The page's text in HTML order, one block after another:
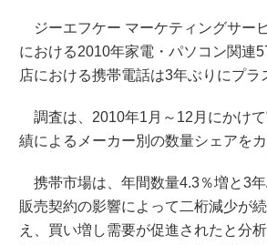
ジーエフケー マーケティングサー
における2010年家電・パソコン関連
店における携帯電話は3年ぶりにプラ
調査は、2010年1月～12月にかけ
績によるメーカー別の数量シェアをカ
携帯市場は、年間数量4.3％増と3
販売契約の影響によって二桁減少が
え、買い増し需要が促進されたと分